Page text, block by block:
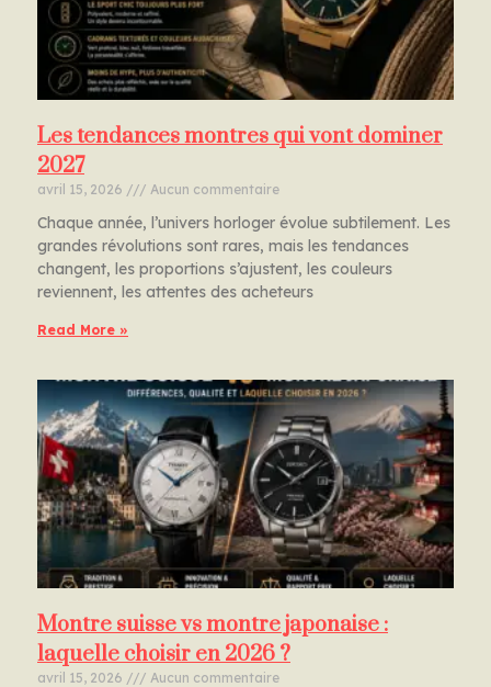
Les tendances montres qui vont dominer
2027
avril 15, 2026 Aucun commentaire
Chaque année, l’univers horloger évolue subtilement. Les
grandes révolutions sont rares, mais les tendances
changent, les proportions s’ajustent, les couleurs
reviennent, les attentes des acheteurs
Read More »
Montre suisse vs montre japonaise :
laquelle choisir en 2026 ?
avril 15, 2026 Aucun commentaire